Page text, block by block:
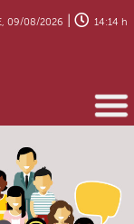
09/08/2026 14:14 h